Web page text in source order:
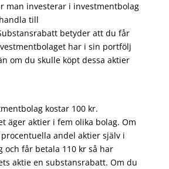
man investerar i investmentbolag
till
betyder att du får
har i sin portfölj
om du skulle köpt dessa aktier
kostar 100 kr.
äger aktier i fem olika bolag. Om
andel aktier själv i
och får betala 110 kr så har
aktie en substansrabatt. Om du